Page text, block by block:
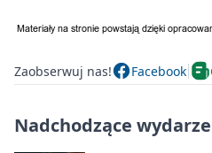
Zaobserwuj nas! Facebook
Nadchodzące